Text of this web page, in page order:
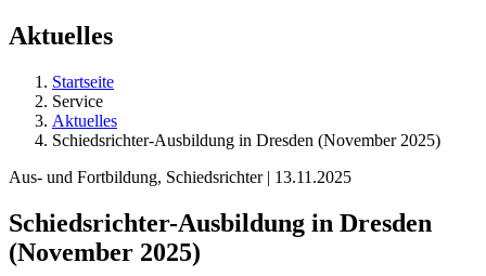
Aktuelles
Startseite
Service
Aktuelles
Schiedsrichter-Ausbildung in Dresden (November 2025)
Aus- und Fortbildung, Schiedsrichter | 13.11.2025
Schiedsrichter-Ausbildung in Dresden
(November 2025)